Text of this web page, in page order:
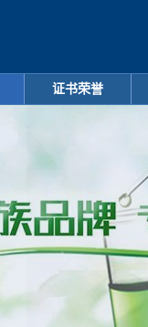
证书荣誉